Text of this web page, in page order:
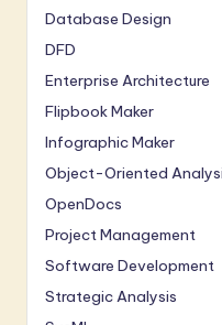
Database Design
DFD
Enterprise Architecture
Flipbook Maker
Infographic Maker
Object-Oriented
OpenDocs
Project Management
Software Development
Strategic Analysis